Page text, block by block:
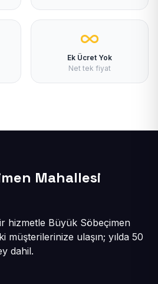
Ek Ücret Yok
Net tek fiyat
Mahallesi
hizmetle Büyük Söbeçimen
müşterilerinize ulaşın; yılda 50
dahil.